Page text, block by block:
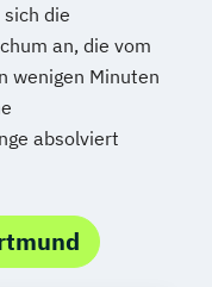
die
an, die vom
wenigen Minuten
absolviert